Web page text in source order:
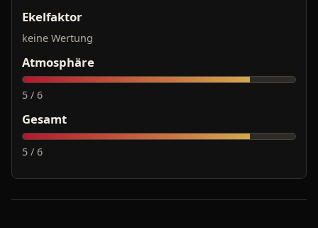
Ekelfaktor
keine Wertung
Atmosphäre
5 / 6
Gesamt
5 / 6